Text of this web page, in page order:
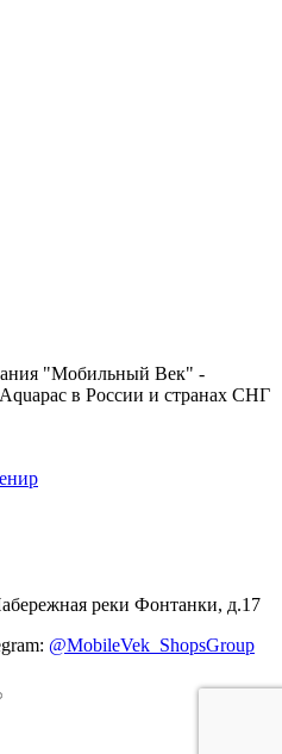
"Мобильный Век" -
в России и странах СНГ
реки Фонтанки, д.17
@MobileVek_ShopsGroup